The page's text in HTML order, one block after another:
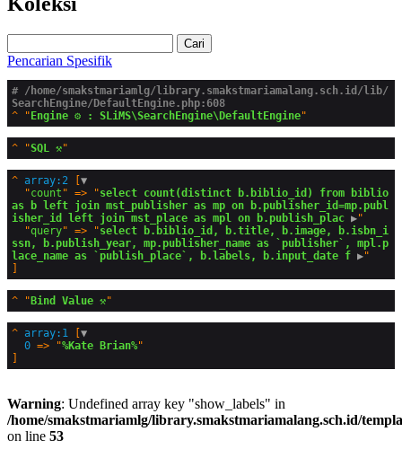
Cari
Pencarian Spesifik
# /home/smakstmariamlg/library.smakstmariamalang.sch.id/lib/
SearchEngine/DefaultEngine.php:608
^
"Engine ⚙️ : SLiMS\SearchEngine\DefaultEngine
^ "SQL ⚒️
^ array:2 [▼
  "
count " => "select count(distinct b.biblio_id) from biblio
as b left join mst_publisher as mp on b.publisher_id=mp.publ
isher_id left join mst_place as mpl on b.publish_plac ▶"
  "
query" => "select b.biblio_id, b.title, b.image, b.isbn_i
ssn, b.publish_year, mp.publisher_name as `publisher`, mpl.p
lace_name as `publish_place`, b.labels, b.input_date f ▶
^ "Bind Value ⚒️
^ array:1 [▼
0 => "%Kate Brian%
Warning: Undefined array key "show_labels" in
/home/smakstmariamlg/library.smakstmariamalang.sch.id/
on line 53